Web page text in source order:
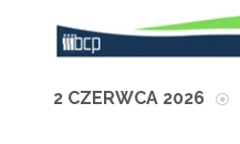
2 CZERWCA 2026